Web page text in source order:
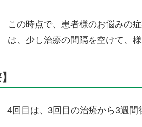
この時点で、患者様のお悩みの
は、少し治療の間隔を空けて、
4回目は、3回目の治療から3週間